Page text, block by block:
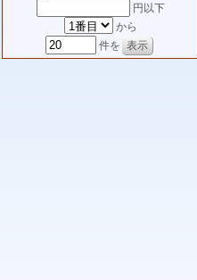
円以下
から
件を